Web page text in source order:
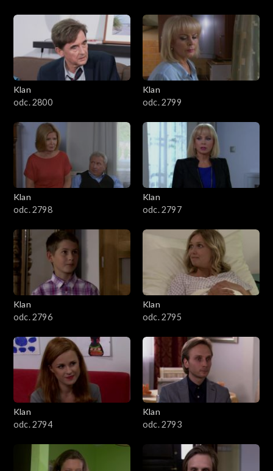
4601–4700
4501–4600
4401–4500
4301–4400
4201–4300
4101–4200
3901–4000
3801–3900
3701–3800
3601–3700
3501–3600
3401–3500
3201–3300
Klan
odc. 2800
Klan
odc. 2799
Klan
odc. 2798
Klan
odc. 2797
Klan
odc. 2796
Klan
odc. 2795
Klan
odc. 2794
Klan
odc. 2793